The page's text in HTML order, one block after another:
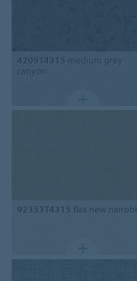
4209T4315 medium grey
canyon
92353T4315 flax new nairobi